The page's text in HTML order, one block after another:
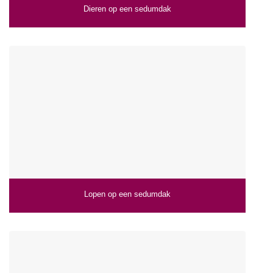
Dieren op een sedumdak
Lopen op een sedumdak